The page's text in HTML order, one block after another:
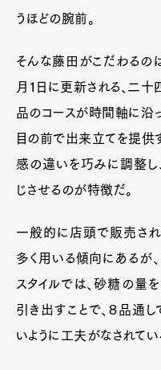
うほどの腕前。
そんな藤田がこだわるの
月１日に更新される、二
品のコースが時間軸に沿
目の前で出来立てを提供
感の違いを巧みに調整し
じさせるのが特徴だ。
一般的に店頭で販売さ
多く用いる傾向にあるが
スタイルでは、砂糖の量
引き出すことで、８品通
いように工夫がなされてい